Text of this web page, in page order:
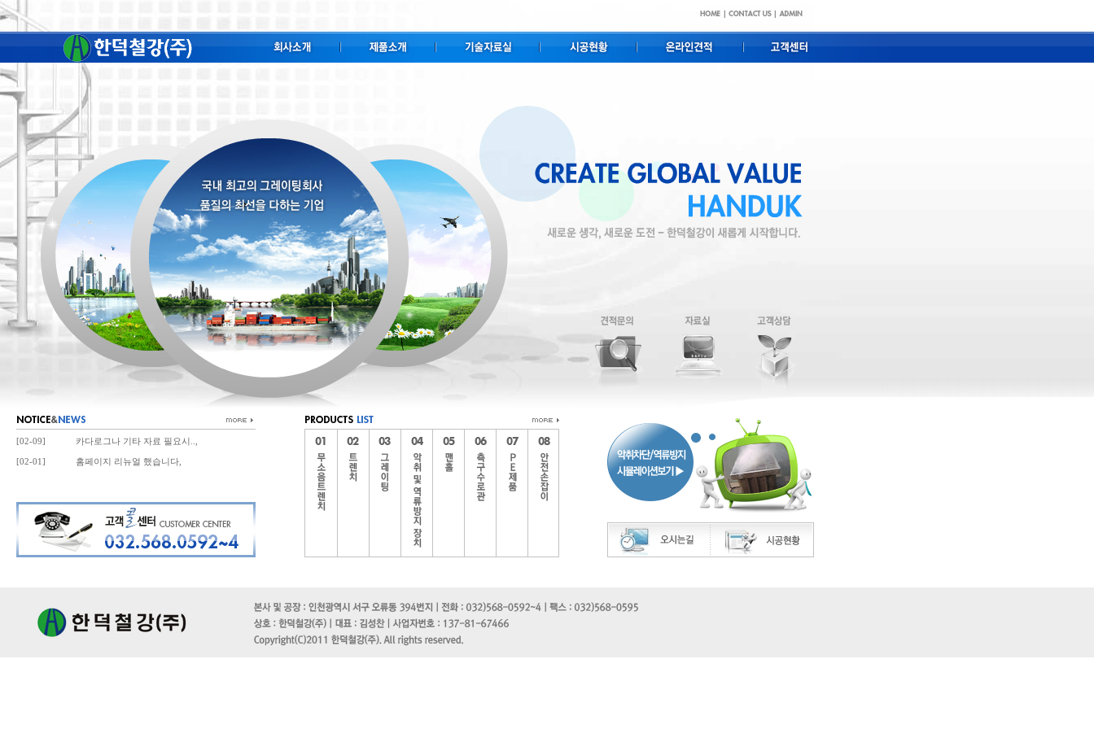
[02-09] 카다로그나 기타 자료 필요시..,
[02-01] 홈페이지 리뉴얼 했습니다,